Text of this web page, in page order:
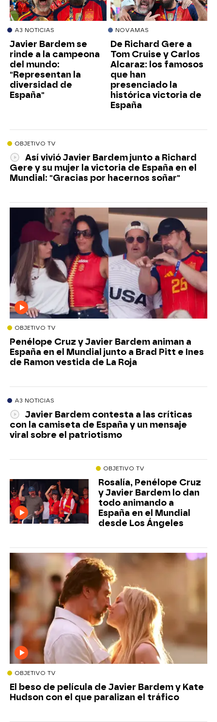
A3 NOTICIAS
Javier Bardem se
rinde a la campeona
del mundo:
"Representan la
diversidad de
España"
NOVAMAS
De Richard Gere a
Tom Cruise y Carlos
Alcaraz: los famosos
que han
presenciado la
histórica victoria de
España
OBJETIVO TV
Así vivió Javier Bardem junto a Richard
Gere y su mujer la victoria de España en el
Mundial: "Gracias por hacernos soñar"
OBJETIVO TV
Penélope Cruz y Javier Bardem animan a
España en el Mundial junto a Brad Pitt e Ines
de Ramon vestida de La Roja
A3 NOTICIAS
Javier Bardem contesta a las críticas
con la camiseta de España y un mensaje
viral sobre el patriotismo
OBJETIVO TV
Rosalía, Penélope Cruz
y Javier Bardem lo dan
todo animando a
España en el Mundial
desde Los Ángeles
OBJETIVO TV
El beso de película de Javier Bardem y Kate
Hudson con el que paralizan el tráfico